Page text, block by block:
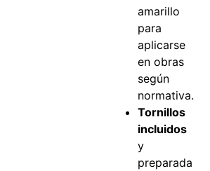
amarillo
para
aplicarse
en obras
según
normativa.
Tornillos
incluidos
y
preparada